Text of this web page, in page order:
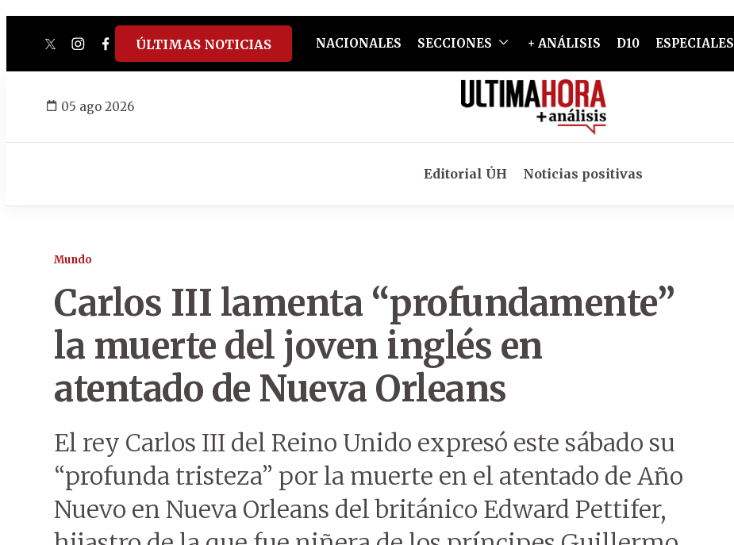
twitterinstagram
facebook
tiktokyoutube
spotify
ÚLTIMAS NOTICIAS NACIONALES SECCIONES + ANÁLISIS D10 ESPECIALES
05 ago 2026
Editorial ÚH Noticias positivas
Mundo
Carlos III lamenta “profundamente”
la muerte del joven inglés en
atentado de Nueva Orleans
El rey Carlos III del Reino Unido expresó este sábado su
“profunda tristeza” por la muerte en el atentado de Año
Nuevo en Nueva Orleans del británico Edward Pettifer,